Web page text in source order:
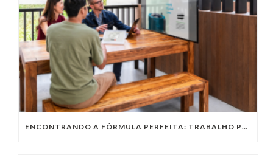
ENCONTRANDO A FÓRMULA PERFEITA: TRABALHO PRESENCIAL, HOME OFFICE OU TRABALHO HÍBRIDO?